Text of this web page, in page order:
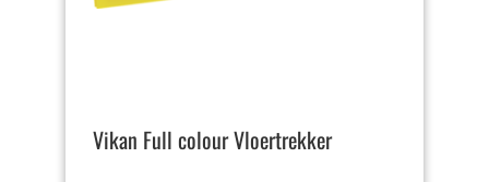
Vikan Full colour Vloertrekker